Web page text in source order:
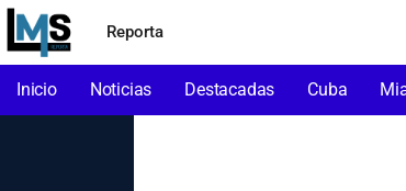
Reporta
Inicio Noticias Destacadas Cuba